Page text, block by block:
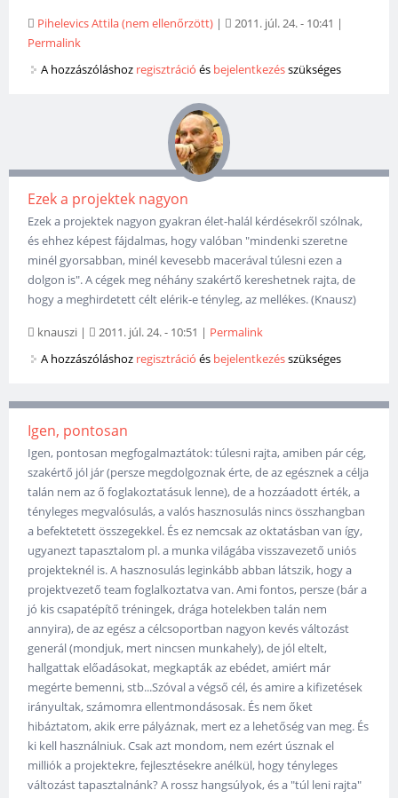
Pihelevics Attila (nem ellenőrzött) | 2011. júl. 24. - 10:41 |
Permalink
A hozzászóláshoz regisztráció és bejelentkezésszükséges
Ezek a projektek nagyon
Ezek a projektek nagyon gyakran élet-halál kérdésekről szólnak,
és ehhez képest fájdalmas, hogy valóban "mindenki szeretne
minél gyorsabban, minél kevesebb macerával túlesni ezen a
dolgon is". A cégek meg néhány szakértő kereshetnek rajta, de
hogy a meghirdetett célt elérik-e tényleg, az mellékes. (Knausz)
knauszi | 2011. júl. 24. - 10:51 | Permalink
A hozzászóláshoz regisztráció és bejelentkezésszükséges
Igen, pontosan
Igen, pontosan megfogalmaztátok: túlesni rajta, amiben pár cég,
szakértő jól jár (persze megdolgoznak érte, de az egésznek a célja
talán nem az ő foglakoztatásuk lenne), de a hozzáadott érték, a
tényleges megvalósulás, a valós hasznosulás nincs összhangban
a befektetett összegekkel. És ez nemcsak az oktatásban van így,
ugyanezt tapasztalom pl. a munka világába visszavezető uniós
projekteknél is. A hasznosulás leginkább abban látszik, hogy a
projektvezető team foglalkoztatva van. Ami fontos, persze (bár a
jó kis csapatépítő tréningek, drága hotelekben talán nem
annyira), de az egész a célcsoportban nagyon kevés változást
generál (mondjuk, mert nincsen munkahely), de jól eltelt,
hallgattak előadásokat, megkapták az ebédet, amiért már
megérte bemenni, stb...Szóval a végső cél, és amire a kifizetések
irányultak, számomra ellentmondásosak. És nem őket
hibáztatom, akik erre pályáznak, mert ez a lehetőség van meg. És
ki kell használniuk. Csak azt mondom, nem ezért úsznak el
milliók a projektekre, fejlesztésekre anélkül, hogy tényleges
változást tapasztalnánk? A rossz hangsúlyok, és a "túl leni rajta"